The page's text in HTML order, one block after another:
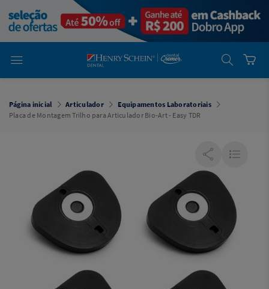
Dental
Cremer -
Henry Schein
Laboratório
Laboratório
Cremer -
Henry Schein
Você está
em
Dental
Cremer
Simples
Software
Odontológico
Página inicial Articulador
Equipamentos Laboratoriais
Placa de Montagem Trilho para Articulador Bio-Art - Easy TDR